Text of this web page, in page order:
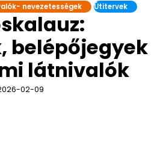
nevezetességek Útitervek
belépőjegyek
látnivalók
02-09